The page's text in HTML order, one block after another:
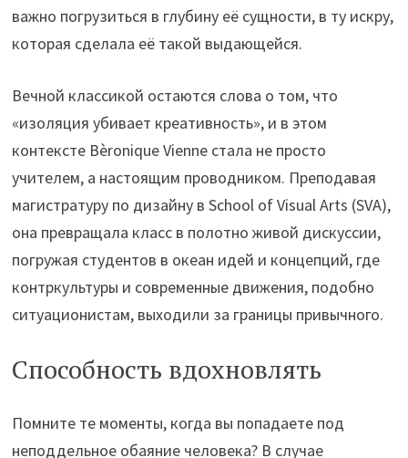
важно погрузиться в глубину её сущности, в ту искру,
которая сделала её такой выдающейся.
Вечной классикой остаются слова о том, что
«изоляция убивает креативность», и в этом
контексте Вèronique Vienne стала не просто
учителем, а настоящим проводником. Преподавая
магистратуру по дизайну в School of Visual Arts (SVA),
она превращала класс в полотно живой дискуссии,
погружая студентов в океан идей и концепций, где
контркультуры и современные движения, подобно
ситуационистам, выходили за границы привычного.
Способность вдохновлять
Помните те моменты, когда вы попадаете под
неподдельное обаяние человека? В случае